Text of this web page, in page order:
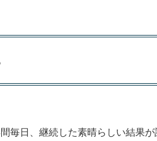
毎日、継続した素晴らしい結果